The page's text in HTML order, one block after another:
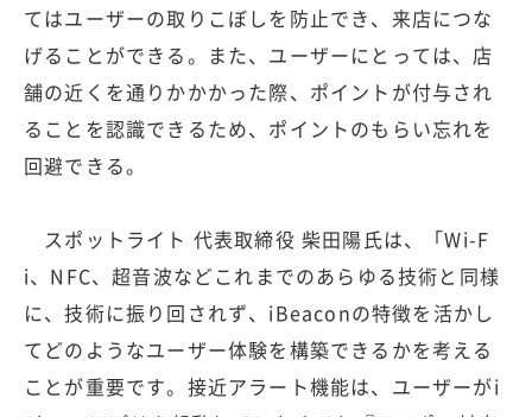
てはユーザーの取りこぼしを防止でき、来店につな
げることができる。また、ユーザーにとっては、店
舗の近くを通りかかかった際、ポイントが付与され
ることを認識できるため、ポイントのもらい忘れを
回避できる。
スポットライト 代表取締役 柴田陽氏は、「Wi-F
i、NFC、超音波などこれまでのあらゆる技術と同様
に、技術に振り回されず、iBeaconの特徴を活かし
てどのようなユーザー体験を構築できるかを考える
ことが重要です。接近アラート機能は、ユーザーがi